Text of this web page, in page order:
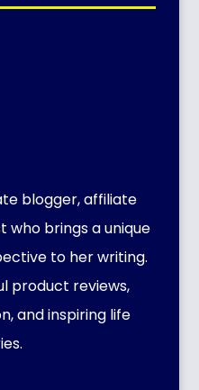
blogger, affiliate
who brings a unique
to her writing.
product reviews,
and inspiring life